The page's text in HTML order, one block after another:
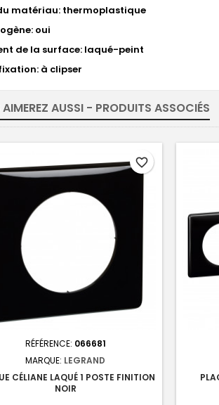
matériau: thermoplastique
oui
de la surface: laqué-peint
à clipser
AUSSI - PRODUITS ASSOCIÉS
RÉFÉRENCE: 066681
MARQUE: LEGRAND
CÉLIANE LAQUÉ 1 POSTE FINITION
NOIR
favorite_border